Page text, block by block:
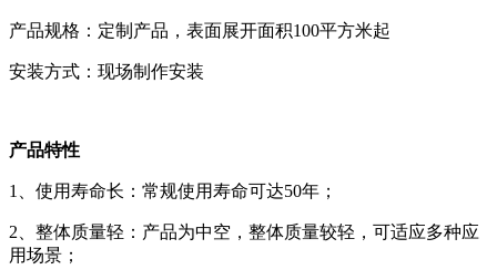
产品规格：定制产品，表面展开面积100平方米起
安装方式：现场制作安装
产品特性
1、使用寿命长：常规使用寿命可达50年；
2、整体质量轻：产品为中空，整体质量较轻，可适应多种应
用场景；